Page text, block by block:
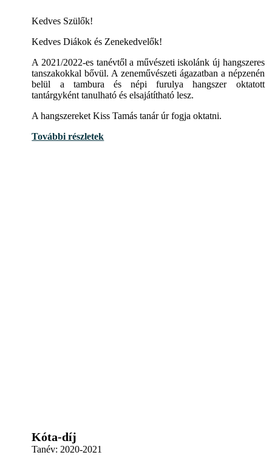
Kedves Szülők!
Kedves Diákok és Zenekedvelők!
A 2021/2022-es tanévtől a művészeti iskolánk új hangszeres
tanszakokkal bővül. A zeneművészeti ágazatban a népzenén
belül a tambura és népi furulya hangszer oktatott
tantárgyként tanulható és elsajátítható lesz.
A hangszereket Kiss Tamás tanár úr fogja oktatni.
További részletek
Kóta-díj
Tanév: 2020-2021